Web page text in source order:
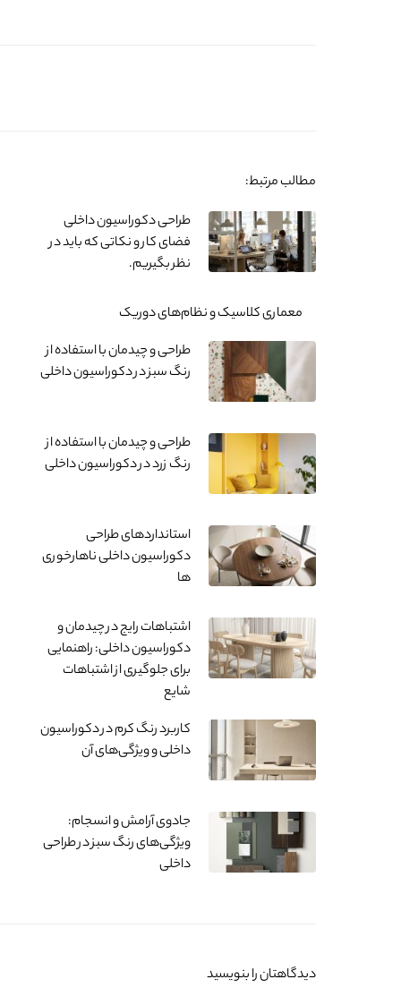
مطالب مرتبط:
طراحی دکوراسیون داخلی
فضای کار و نکاتی که باید در
نظر بگیریم.
معماری کلاسیک و نظام‌های دوریک
طراحی و چیدمان با استفاده از
رنگ سبز در دکوراسیون داخلی
طراحی و چیدمان با استفاده از
رنگ زرد در دکوراسیون داخلی
استانداردهای طراحی
دکوراسیون داخلی ناهارخوری
ها
اشتباهات رایج در چیدمان و
دکوراسیون داخلی: راهنمایی
برای جلوگیری از اشتباهات
شایع
کاربرد رنگ کرم در دکوراسیون
داخلی و ویژگی‌های آن
جادوی آرامش و انسجام:
ویژگی‌های رنگ سبز در طراحی
داخلی
دیدگاهتان را بنویسید